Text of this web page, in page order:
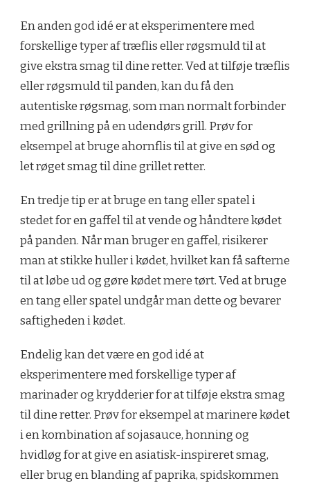
En anden god idé er at eksperimentere med
forskellige typer af træflis eller røgsmuld til at
give ekstra smag til dine retter. Ved at tilføje træflis
eller røgsmuld til panden, kan du få den
autentiske røgsmag, som man normalt forbinder
med grillning på en udendørs grill. Prøv for
eksempel at bruge ahornflis til at give en sød og
let røget smag til dine grillet retter.
En tredje tip er at bruge en tang eller spatel i
stedet for en gaffel til at vende og håndtere kødet
på panden. Når man bruger en gaffel, risikerer
man at stikke huller i kødet, hvilket kan få safterne
til at løbe ud og gøre kødet mere tørt. Ved at bruge
en tang eller spatel undgår man dette og bevarer
saftigheden i kødet.
Endelig kan det være en god idé at
eksperimentere med forskellige typer af
marinader og krydderier for at tilføje ekstra smag
til dine retter. Prøv for eksempel at marinere kødet
i en kombination af sojasauce, honning og
hvidløg for at give en asiatisk-inspireret smag,
eller brug en blanding af paprika, spidskommen